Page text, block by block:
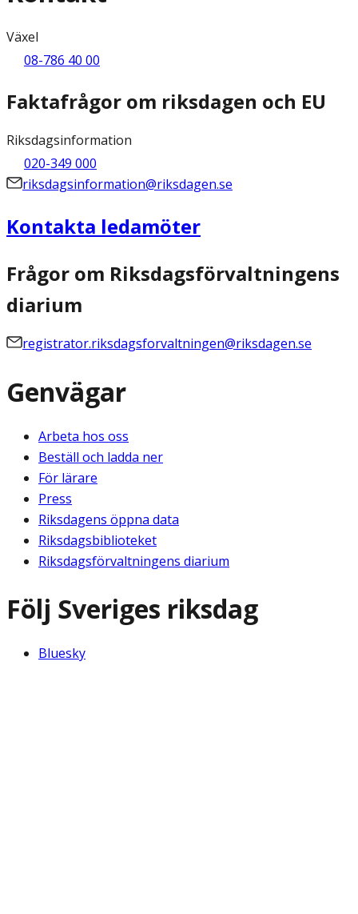
Växel
08-786 40 00
Faktafrågor om riksdagen och EU
Riksdagsinformation
020-349 000
riksdagsinformation@riksdagen.se
Kontakta ledamöter
Frågor om Riksdagsförvaltningens
diarium
registrator.riksdagsforvaltningen@riksdagen.se
Genvägar
Arbeta hos oss
Beställ och ladda ner
För lärare
Press
Riksdagens öppna data
Riksdagsbiblioteket
Riksdagsförvaltningens diarium
Följ Sveriges riksdag
Bluesky